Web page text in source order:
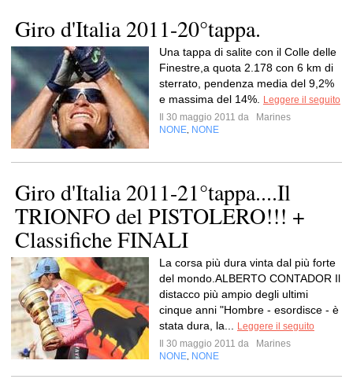
Giro d'Italia 2011-20°tappa.
Una tappa di salite con il Colle delle
Finestre,a quota 2.178 con 6 km di
sterrato, pendenza media del 9,2%
e massima del 14%.
Leggere il seguito
Il 30 maggio 2011 da
Marines
NONE NONE
Giro d'Italia 2011-21°tappa....Il
TRIONFO del PISTOLERO!!! +
Classifiche FINALI
La corsa più dura vinta dal più forte
del mondo.ALBERTO CONTADOR Il
distacco più ampio degli ultimi
cinque anni "Hombre - esordisce - è
stata dura, la...
Leggere il seguito
Il 30 maggio 2011 da
Marines
NONE NONE